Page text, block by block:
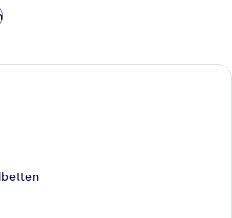
Deluxe | Zimmersafe, Schreibtisch,